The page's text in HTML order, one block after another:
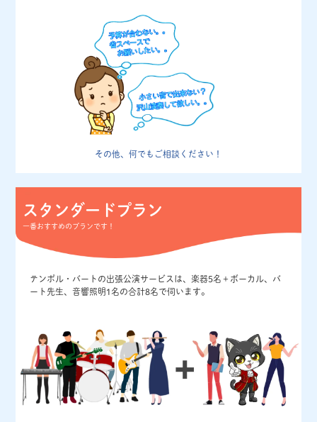
その他、何でもご相談ください！
スタンダードプラン
一番おすすめのプランです！
テンポル・バートの出張公演サービスは、楽器5名＋ボーカル、バ
ート先生、音響照明1名の合計8名で伺います。